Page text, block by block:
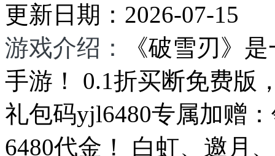
更新日期： 2026-07-15
游戏介绍：
《破雪刃》
手游！ 0.1折买断免费版
礼包码yjl6480专属加赠
6480代金！ 白虹、邀月